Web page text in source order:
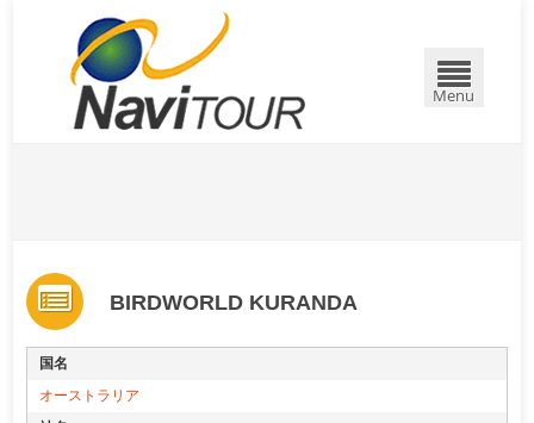
Menu
BIRDWORLD KURANDA
国名
オーストラリア